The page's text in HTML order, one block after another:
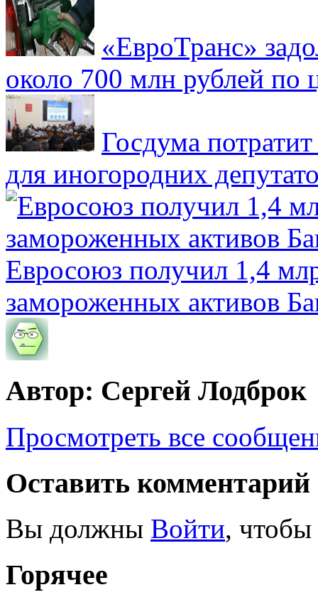
«ЕвроТранс»
около 700 млн рублей
Госдума
для иногородних
Евросоюз получил 1,4
замороженных активов
Автор: Сергей Лодброк
Просмотреть все
Оставить комментарий
Вы должны Войти, чтобы
Горячее